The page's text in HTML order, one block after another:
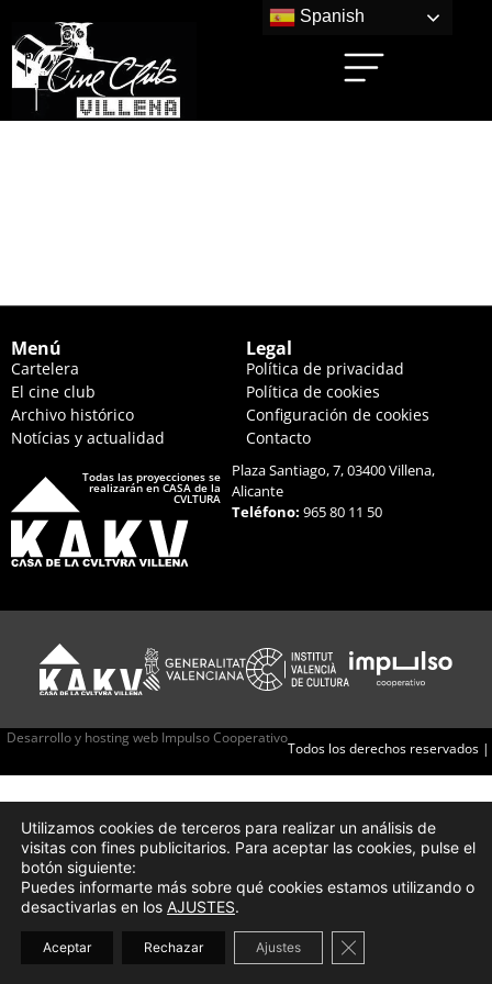
Menú
Cartelera
El cine club
Archivo histórico
Notícias y actualidad
Legal
Política de privacidad
Política de cookies
Configuración de cookies
Contacto
Todas las proyecciones se
realizarán en CASA de la
CVLTURA
Plaza Santiago, 7, 03400 Villena,
Alicante
Teléfono:965 80 11 50
Todos los derechos reservados |
Desarrollo y hosting web Impulso Cooperativo
Spanish
Utilizamos cookies de terceros para realizar un análisis de
visitas con fines publicitarios. Para aceptar las cookies, pulse el
botón siguiente:
Puedes informarte más sobre qué cookies estamos utilizando o
desactivarlas en los AJUSTES.
Aceptar Rechazar Ajustes Cerrar el banner de